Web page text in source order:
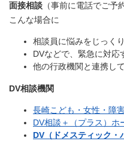
面接相談 （事前に電話でご予
こんな場合に
相談員に悩みをじっく
DVなどで、緊急に対応
他の行政機関と連携し
DV相談機関
長崎こども・女性・障
DV相談＋（プラス）ホ
DV（ドメスティック・